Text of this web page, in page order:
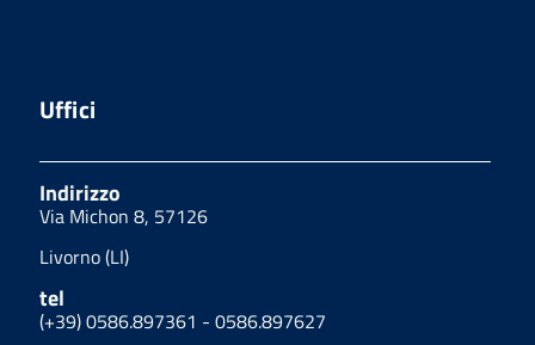
Uffici
Indirizzo
Via Michon 8, 57126
Livorno (LI)
tel
(+39) 0586.897361 - 0586.897627